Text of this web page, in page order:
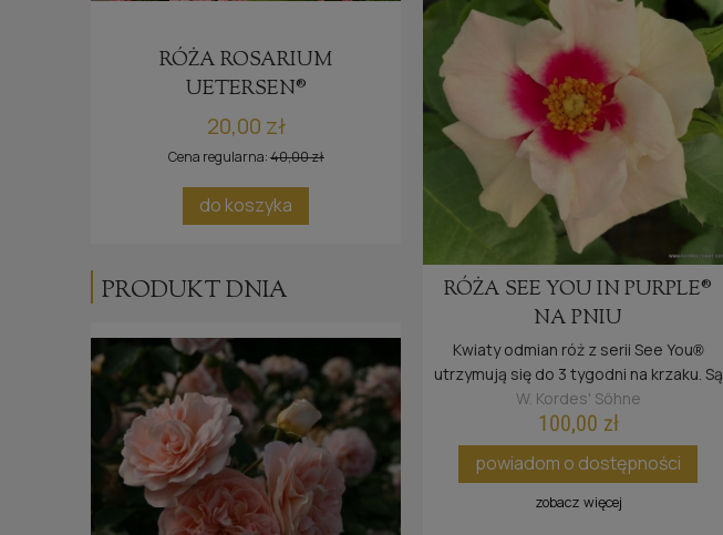
RÓŻA ROSARIUM
UETERSEN®
20,00 zł
Cena regularna:40,00 zł
do koszyka
RÓŻA GRÄFIN ELKE ZU
RANTZAU®
30,00 zł
Cena regularna: 60,00 zł
powiadom o dostępności
PRODUKT DNIA
RÓŻA SEE YOU IN PURPLE®
NA PNIU
Kwiaty odmian róż z serii See You®
utrzymują się do 3 tygodni na krzaku. Są
bardzo odporne na deszcz oraz słońce.
W. Kordes' Söhne
100,00 zł
powiadom o dostępności
zobacz więcej